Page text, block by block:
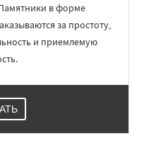
в форме
за простоту,
и приемлемую